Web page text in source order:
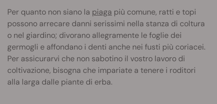
Per quanto non siano la piaga più comune, ratti e topi
possono arrecare danni serissimi nella stanza di coltura
o nel giardino; divorano allegramente le foglie dei
germogli e affondano i denti anche nei fusti più coriacei.
Per assicurarvi che non sabotino il vostro lavoro di
coltivazione, bisogna che impariate a tenere i roditori
alla larga dalle piante di erba.